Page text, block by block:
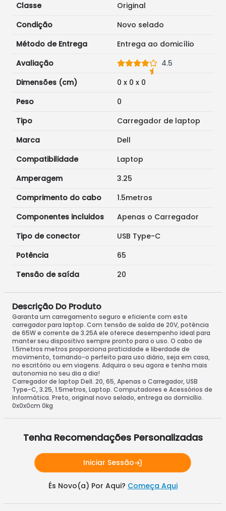
Classe
Original
Condição
Novo selado
Método de Entrega
Entrega ao domicílio
Avaliação
4.5
Dimensões (cm)
0 x 0 x 0
Peso
0
Tipo
Carregador de laptop
Marca
Dell
Compatibilidade
Laptop
Amperagem
3.25
Comprimento do cabo
1.5metros
Componentes incluidos
Apenas o Carregador
Tipo de conector
USB Type-C
Potência
65
Tensão de saída
20
Descrição Do Produto
Garanta um carregamento seguro e eficiente com este
carregador para laptop. Com tensão de saída de 20V, potência
de 65W e corrente de 3.25A ele oferece desempenho ideal para
manter seu dispositivo sempre pronto para o uso. O cabo de
1.5metros metros proporciona praticidade e liberdade de
movimento, tornando-o perfeito para uso diário, seja em casa,
no escritório ou em viagens. Adquira o seu agora e tenha mais
autonomia no seu dia a dia!
Carregador de laptop Dell. 20, 65, Apenas o Carregador, USB
Type-C, 3.25, 1.5metros, Laptop. Computadores e Acessórios de
Informática. Preto, original novo selado, entrega ao domicílio.
0x0x0cm 0kg
Tenha Recomendações Personalizadas
Iniciar Sessão
És Novo(a) Por Aqui? Começa Aqui